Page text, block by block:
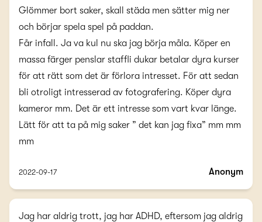
Glömmer bort saker, skall städa men sätter mig ner
och börjar spela spel på paddan.
Får infall. Ja va kul nu ska jag börja måla. Köper en
massa färger penslar staffli dukar betalar dyra kurser
för att rätt som det är förlora intresset. För att sedan
bli otroligt intresserad av fotografering. Köper dyra
kameror mm. Det är ett intresse som vart kvar länge.
Lätt för att ta på mig saker ” det kan jag fixa” mm mm
mm
2022-09-17 Anonym
Jag har aldrig trott, jag har ADHD, eftersom jag aldrig